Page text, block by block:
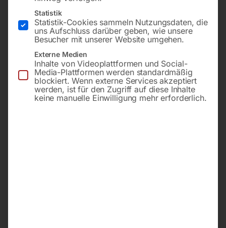
Zwei motorisch
höhenverstellbare
€16.770,00
inkl. MwSt.
Zwei motorisch
höhenverstellbare
€ 14.370,00
inkl. MwSt.
zzgl.
Statistik
Statistik-Cookies sammeln Nutzungsdaten, die
uns Aufschluss darüber geben, wie unsere
Besucher mit unserer Website umgehen.
Externe Medien
Inhalte von Videoplattformen und Social-
Media-Plattformen werden standardmäßig
blockiert. Wenn externe Services akzeptiert
werden, ist für den Zugriff auf diese Inhalte
keine manuelle Einwilligung mehr erforderlich.